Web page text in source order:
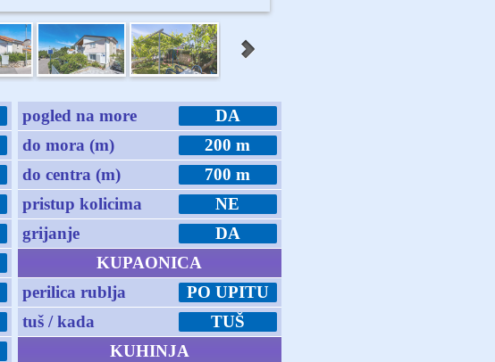
pogled na more
DA
do mora (m)
200 m
do centra (m)
700 m
pristup kolicima
NE
grijanje
DA
KUPAONICA
perilica rublja
PO UPITU
tuš / kada
TUŠ
KUHINJA